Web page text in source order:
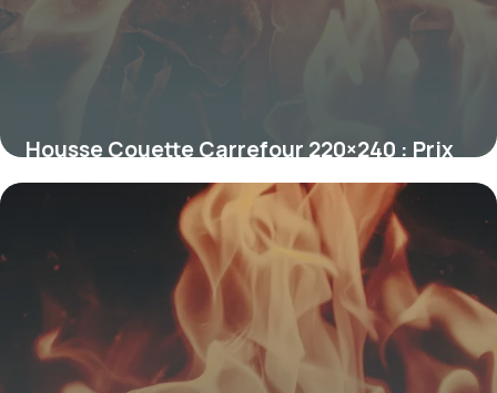
Housse Couette Carrefour 220×240 : Prix
3 décembre 2025